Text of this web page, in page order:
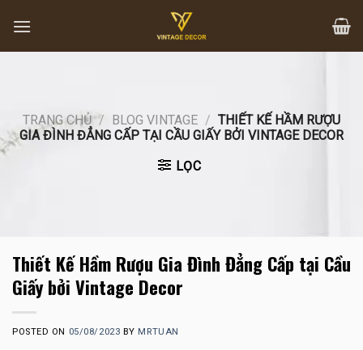
content
TRANG CHỦ / BLOG VINTAGE / THIẾT KẾ HẦM RƯỢU
GIA ĐÌNH ĐẲNG CẤP TẠI CẦU GIẤY BỞI VINTAGE DECOR
LỌC
Thiết Kế Hầm Rượu Gia Đình Đẳng Cấp tại Cầu
Giấy bởi Vintage Decor
POSTED ON 05/08/2023 BY MRTUAN